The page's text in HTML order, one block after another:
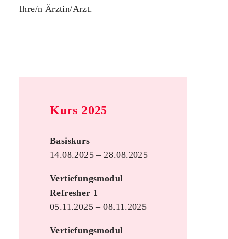
Ihre/n Ärztin/Arzt.
Kurs 2025
Basiskurs
14.08.2025 – 28.08.2025
Vertiefungsmodul
Refresher 1
05.11.2025 – 08.11.2025
Vertiefungsmodul